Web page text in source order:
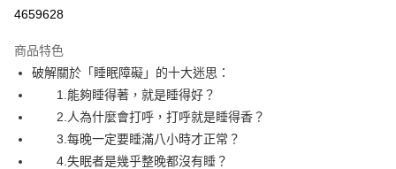
運送方式
付款後全家取貨
每筆NT$60，滿NT$499(含以上)免運費
付款後7-11取貨
每筆NT$60，滿NT$499(含以上)免運費
4659628
商品特色
破解關於「睡眠障礙」的十大迷思：
1.能夠睡得著，就是睡得好？
2.人為什麼會打呼，打呼就是睡得香？
3.每晚一定要睡滿八小時才正常？
4.失眠者是幾乎整晚都沒有睡？